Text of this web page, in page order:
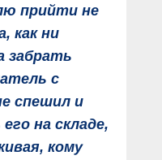
прийти не
как ни
забрать
с
спешил и
на складе,
кому